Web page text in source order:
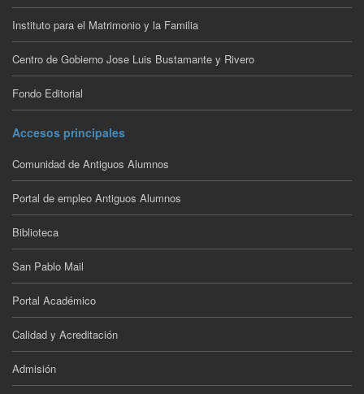
Instituto para el Matrimonio y la Familia
Centro de Gobierno Jose Luis Bustamante y Rivero
Fondo Editorial
Accesos principales
Comunidad de Antiguos Alumnos
Portal de empleo Antiguos Alumnos
Biblioteca
San Pablo Mail
Portal Académico
Calidad y Acreditación
Admisión